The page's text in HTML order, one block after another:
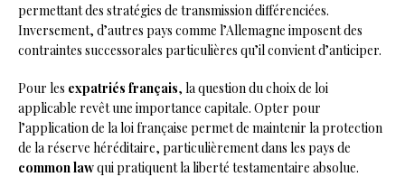
permettant des stratégies de transmission différenciées.
Inversement, d’autres pays comme l’Allemagne imposent des
contraintes successorales particulières qu’il convient d’anticiper.
Pour les expatriés français, la question du choix de loi
applicable revêt une importance capitale. Opter pour
l’application de la loi française permet de maintenir la protection
de la réserve héréditaire, particulièrement dans les pays de
common lawqui pratiquent la liberté testamentaire absolue.